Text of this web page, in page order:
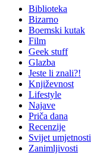
Biblioteka
Bizarno
Boemski kutak
Film
Geek stuff
Glazba
Jeste li znali?!
Književnost
Lifestyle
Najave
Priča dana
Recenzije
Svijet umjetnosti
Zanimljivosti